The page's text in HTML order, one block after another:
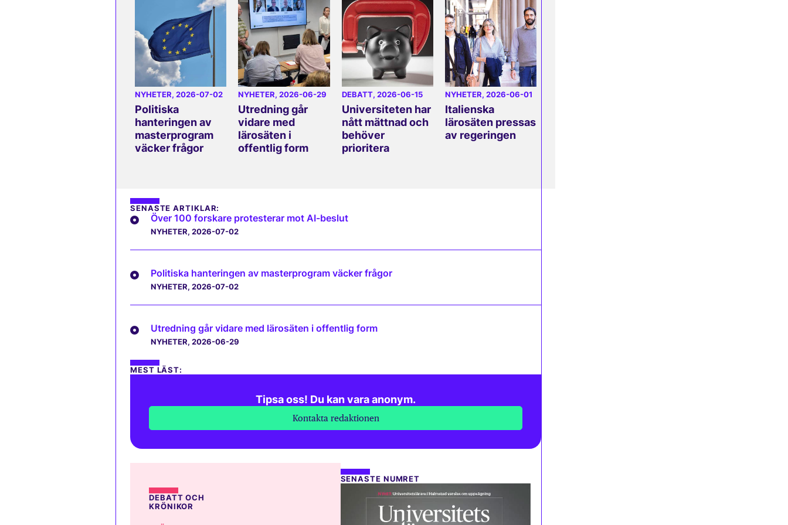
NYHETER, 2026-07-02
Politiska
hanteringen av
masterprogram
väcker frågor
NYHETER, 2026-06-29
Utredning går
vidare med
lärosäten i
offentlig form
DEBATT, 2026-06-15
Universiteten har
nått mättnad och
behöver
prioritera
NYHETER, 2026-06-01
Italienska
lärosäten pressas
av regeringen
SENASTE ARTIKLAR:
Över 100 forskare protesterar mot AI-beslut
NYHETER, 2026-07-02
Politiska hanteringen av masterprogram väcker frågor
NYHETER, 2026-07-02
Utredning går vidare med lärosäten i offentlig form
NYHETER, 2026-06-29
MEST LÄST:
Tipsa oss! Du kan vara anonym.
Kontakta redaktionen
DEBATT OCH
KRÖNIKOR
SENASTE NUMRET